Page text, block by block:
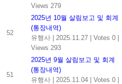
Views 279
52
2025년 10월 살림보고 및 회계
(통장내역)
유행사 | 2025.11.27 | Votes 0 |
Views 293
51
2025년 9월 살림보고 및 회계
(통장내역)
유행사 | 2025.11.04 | Votes 0 |